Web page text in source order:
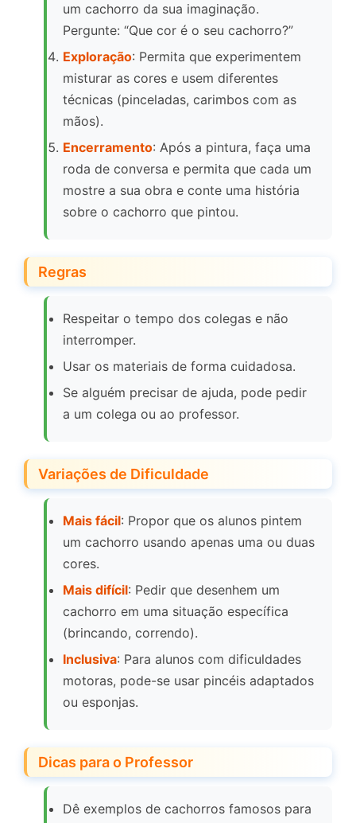
um cachorro da sua imaginação.
Pergunte: “Que cor é o seu cachorro?”
Exploração: Permita que experimentem
misturar as cores e usem diferentes
técnicas (pinceladas, carimbos com as
mãos).
Encerramento: Após a pintura, faça uma
roda de conversa e permita que cada um
mostre a sua obra e conte uma história
sobre o cachorro que pintou.
Regras
Respeitar o tempo dos colegas e não
interromper.
Usar os materiais de forma cuidadosa.
Se alguém precisar de ajuda, pode pedir
a um colega ou ao professor.
Variações de Dificuldade
Mais fácil: Propor que os alunos pintem
um cachorro usando apenas uma ou duas
cores.
Mais difícil: Pedir que desenhem um
cachorro em uma situação específica
(brincando, correndo).
Inclusiva: Para alunos com dificuldades
motoras, pode-se usar pincéis adaptados
ou esponjas.
Dicas para o Professor
Dê exemplos de cachorros famosos para